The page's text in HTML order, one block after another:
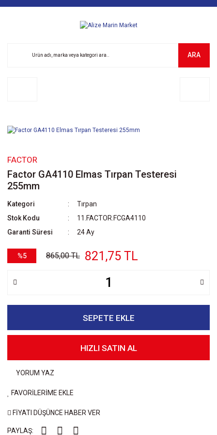
ARA
FACTOR
Factor GA4110 Elmas Tırpan Testeresi
255mm
Kategori
Tırpan
Stok Kodu
11.FACTOR.FCGA4110
Garanti Süresi
24 Ay
%5 865,00 TL 821,75 TL
SEPETE EKLE
HIZLI SATIN AL
YORUM YAZ
FAVORİLERİME EKLE
FİYATI DÜŞÜNCE HABER VER
PAYLAŞ: